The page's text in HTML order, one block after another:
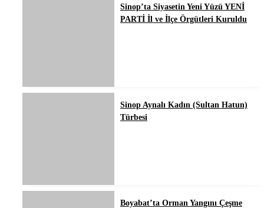
Sinop’ta Siyasetin Yeni Yüzü YENİ
PARTİ İl ve İlçe Örgütleri Kuruldu
Sinop Aynalı Kadın (Sultan Hatun)
Türbesi
Boyabat’ta Orman Yangını Çeşme